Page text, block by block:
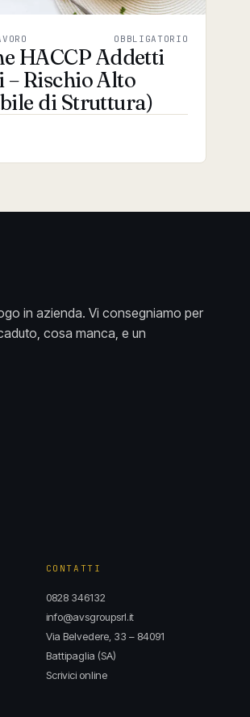
OBBLIGATORIO
HACCP Addetti
Rischio Alto
di Struttura)
in azienda. Vi consegniamo per
cosa manca, e un
CONTATTI
0828 346132
info@avsgroupsrl.it
Via Belvedere, 33 – 84091
Battipaglia (SA)
Scrivici online